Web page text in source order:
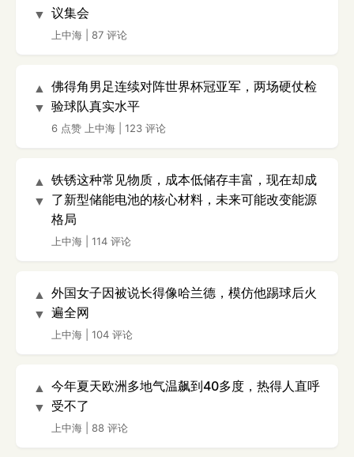
▼ 议集会
上中海 87 评论
▲
▼
佛得角男足连续对阵世界杯冠亚军，两场硬仗检
验球队真实水平
6 点赞 上中海 123 评论
▲
▼
铁锈这种常见物质，成本低储存丰富，现在却成
了新型储能电池的核心材料，未来可能改变能源
格局
上中海 114 评论
▲
▼
外国女子因被说长得像哈兰德，模仿他踢球后火
遍全网
上中海 104 评论
▲
▼
今年夏天欧洲多地气温飙到40多度，热得人直呼
受不了
上中海 88 评论